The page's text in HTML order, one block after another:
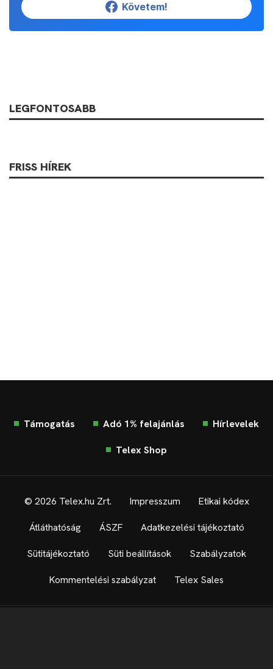
Követem!
LEGFONTOSABB
FRISS HÍREK
Támogatás Adó 1% felajánlás Hírlevelek
Telex Shop
© 2026 Telex.hu Zrt. Impresszum Etikai kódex
Átláthatóság ÁSZF Adatkezelési tájékoztató
Sütitájékoztató Süti beállítások Szabályzatok
Kommentelési szabályzat Telex Sales